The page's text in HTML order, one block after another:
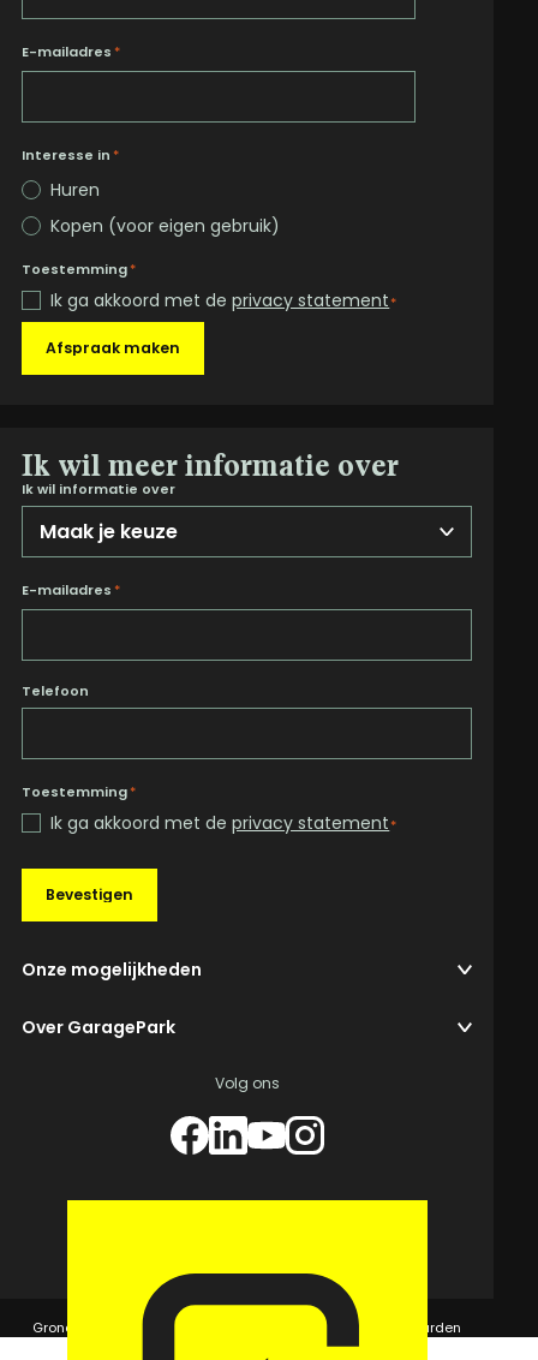
E-mailadres *
Interesse in *
Huren
Kopen (voor eigen gebruik)
Toestemming*
Ik ga akkoord met deprivacy statement*
Afspraak maken
Ik wil meer informatie over
Ik wil informatie over
E-mailadres *
Telefoon
Toestemming*
Ik ga akkoord met deprivacy statement*
Bevestigen
Onze mogelijkheden
Over GaragePark
Volg ons
© 2026 GaragePark.
Grondposities
365Beheer & GaragePark Algemene voorwaarden